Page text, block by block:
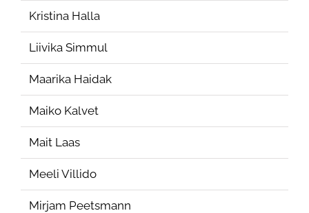
Kristina Halla
Liivika Simmul
Maarika Haidak
Maiko Kalvet
Mait Laas
Meeli Villido
Mirjam Peetsmann